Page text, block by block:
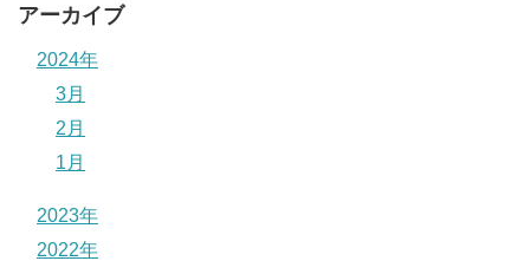
アーカイブ
2024年
3月
2月
1月
2023年
2022年